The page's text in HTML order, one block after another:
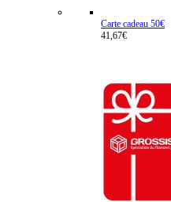
Carte cadeau 50€
41,67€